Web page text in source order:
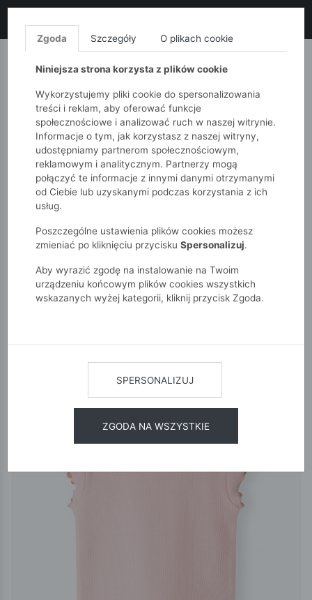
MONNARI QUIOSQUE
51015kids Niemowlak
Dziewczynki
Body, śpiochy
BODY, ŚPIOCHY
POKAŻ FILTRY
Zgoda Szczegóły O plikach cookie
Niniejsza strona korzysta z plików cookie
Wykorzystujemy pliki cookie do spersonalizowania
treści i reklam, aby oferować funkcje
społecznościowe i analizować ruch w naszej witrynie.
Informacje o tym, jak korzystasz z naszej witryny,
udostępniamy partnerom społecznościowym,
reklamowym i analitycznym. Partnerzy mogą
połączyć te informacje z innymi danymi otrzymanymi
od Ciebie lub uzyskanymi podczas korzystania z ich
usług.
Poszczególne ustawienia plików cookies możesz
zmieniać po kliknięciu przycisku Spersonalizuj.
Aby wyrazić zgodę na instalowanie na Twoim
urządzeniu końcowym plików cookies wszystkich
wskazanych wyżej kategorii, kliknij przycisk Zgoda.
SPERSONALIZUJ
ZGODA NA WSZYSTKIE